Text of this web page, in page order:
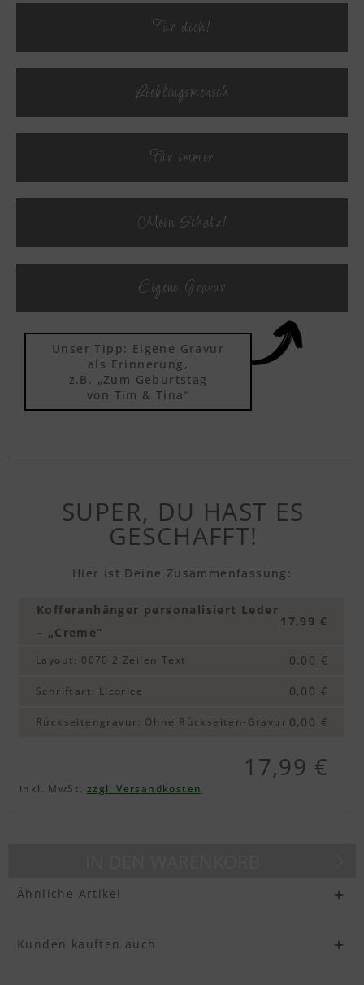
Textvorschau
Textvorschau
Textvorschau
Textvorschau
Textvorschau
Textvorschau
Textvorschau
Textvorschau
Für dich!
Lieblingsmensch
Für immer
Mein Schatz!
Eigene Gravur
Unser Tipp: Eigene Gravur
als Erinnerung,
z.B. „Zum Geburtstag
von Tim & Tina“
SUPER, DU HAST ES
GESCHAFFT!
Hier ist Deine Zusammenfassung:
Kofferanhänger personalisiert Leder
– „Creme“
17,99 €
Layout: 0070 2 Zeilen Text 0,00 €
Schriftart: Licorice 0,00 €
Rückseitengravur: Ohne Rückseiten-Gravur 0,00 €
17,99 €
inkl. MwSt. zzgl. Versandkosten
Ähnliche Artikel
Kunden kauften auch